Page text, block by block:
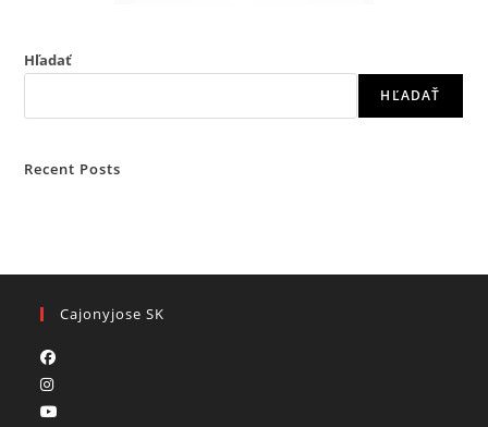
Hľadať
HĽADAŤ
Recent Posts
Cajonyjose SK